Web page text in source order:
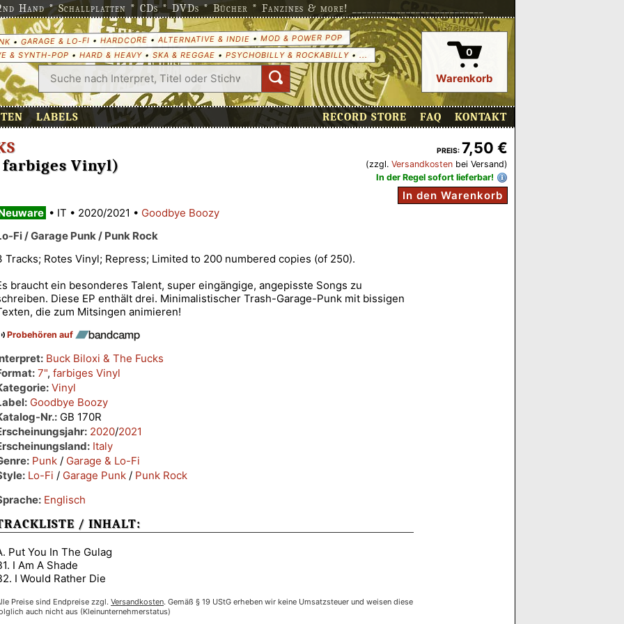
* Schallplatten * CDs * DVDs * Bücher * Fanzines & more! ___________________________
• GARAGE & LO-FI • HARDCORE • ALTERNATIVE & INDIE • MOD & POWER POP
& SYNTH-POP • HARD & HEAVY• SKA & REGGAE • PSYCHOBILLY & ROCKABILLY• ... 0
Warenkorb
LABELS RECORD STORE FAQ KONTAKT
PREIS: 7,50 €
(zzgl. Versandkosten bei Versand)
In der Regel sofort lieferbar!
In den Warenkorb
farbiges Vinyl)
• IT • 2020/2021 • Goodbye Boozy
Fi / Garage Punk / Punk Rock
Tracks; Rotes Vinyl; Repress; Limited to 200 numbered copies (of 250).
braucht ein besonderes Talent, super eingängige, angepisste Songs zu
Diese EP enthält drei. Minimalistischer Trash-Garage-Punk mit bissigen
die zum Mitsingen animieren!
Probehören auf
Buck Biloxi & The Fucks
7", farbiges Vinyl
Vinyl
Goodbye Boozy
Nr.: GB 170R
2020/2021
Italy
Punk / Garage & Lo-Fi
Lo-Fi / Garage Punk / Punk Rock
Englisch
/ INHALT:
Put You In The Gulag
I Am A Shade
I Would Rather Die
Preise sind Endpreise zzgl. Versandkosten. Gemäß § 19 UStG erheben wir keine Umsatzsteuer und weisen diese
auch nicht aus (Kleinunternehmerstatus)